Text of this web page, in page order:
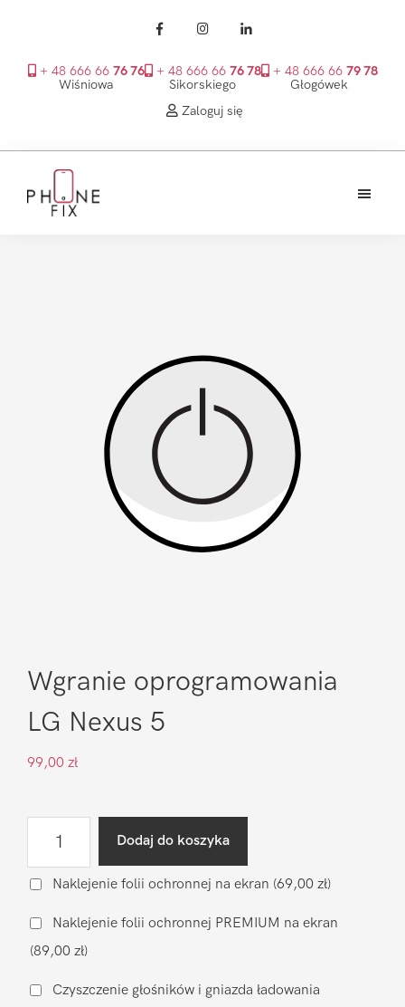
+ 48 666 66 76 76
Wiśniowa
+ 48 666 66 76 78
Sikorskiego
+ 48 666 66 79 78
Głogówek
Zaloguj się
głównego
Wgranie oprogramowania
LG Nexus 5
99,00 zł
oprogramowania
Nexus
5
Dodaj do koszyka
Naklejenie folii ochronnej na ekran (69,00 zł)
Naklejenie folii ochronnej PREMIUM na ekran
(89,00 zł)
Czyszczenie głośników i gniazda ładowania